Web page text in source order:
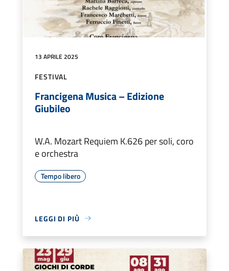
13 APRILE 2025
FESTIVAL
Francigena Musica – Edizione
Giubileo
W.A. Mozart Requiem K.626 per soli, coro
e orchestra
Tempo libero
LEGGI DI PIÙ